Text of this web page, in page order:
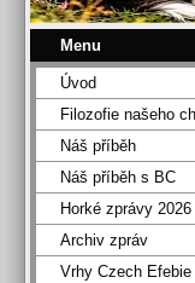
Menu
Úvod
Filozofie našeho
Náš příběh
Náš příběh s BC
Horké zprávy 2026
Archiv zpráv
Vrhy Czech Efebie